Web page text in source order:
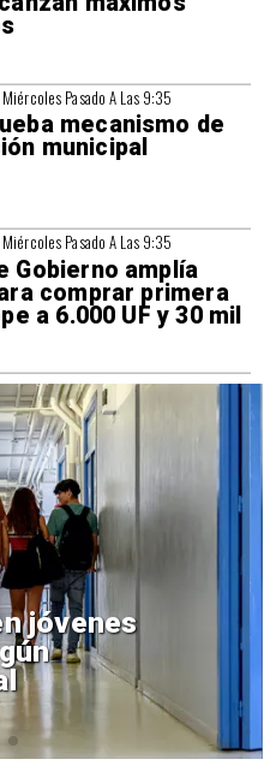
Miércoles Pasado A Las 9:35
mecanismo de
municipal
Miércoles Pasado A Las 9:35
Gobierno amplía
comprar primera
a 6.000 UF y 30 mil
Parque
inversión